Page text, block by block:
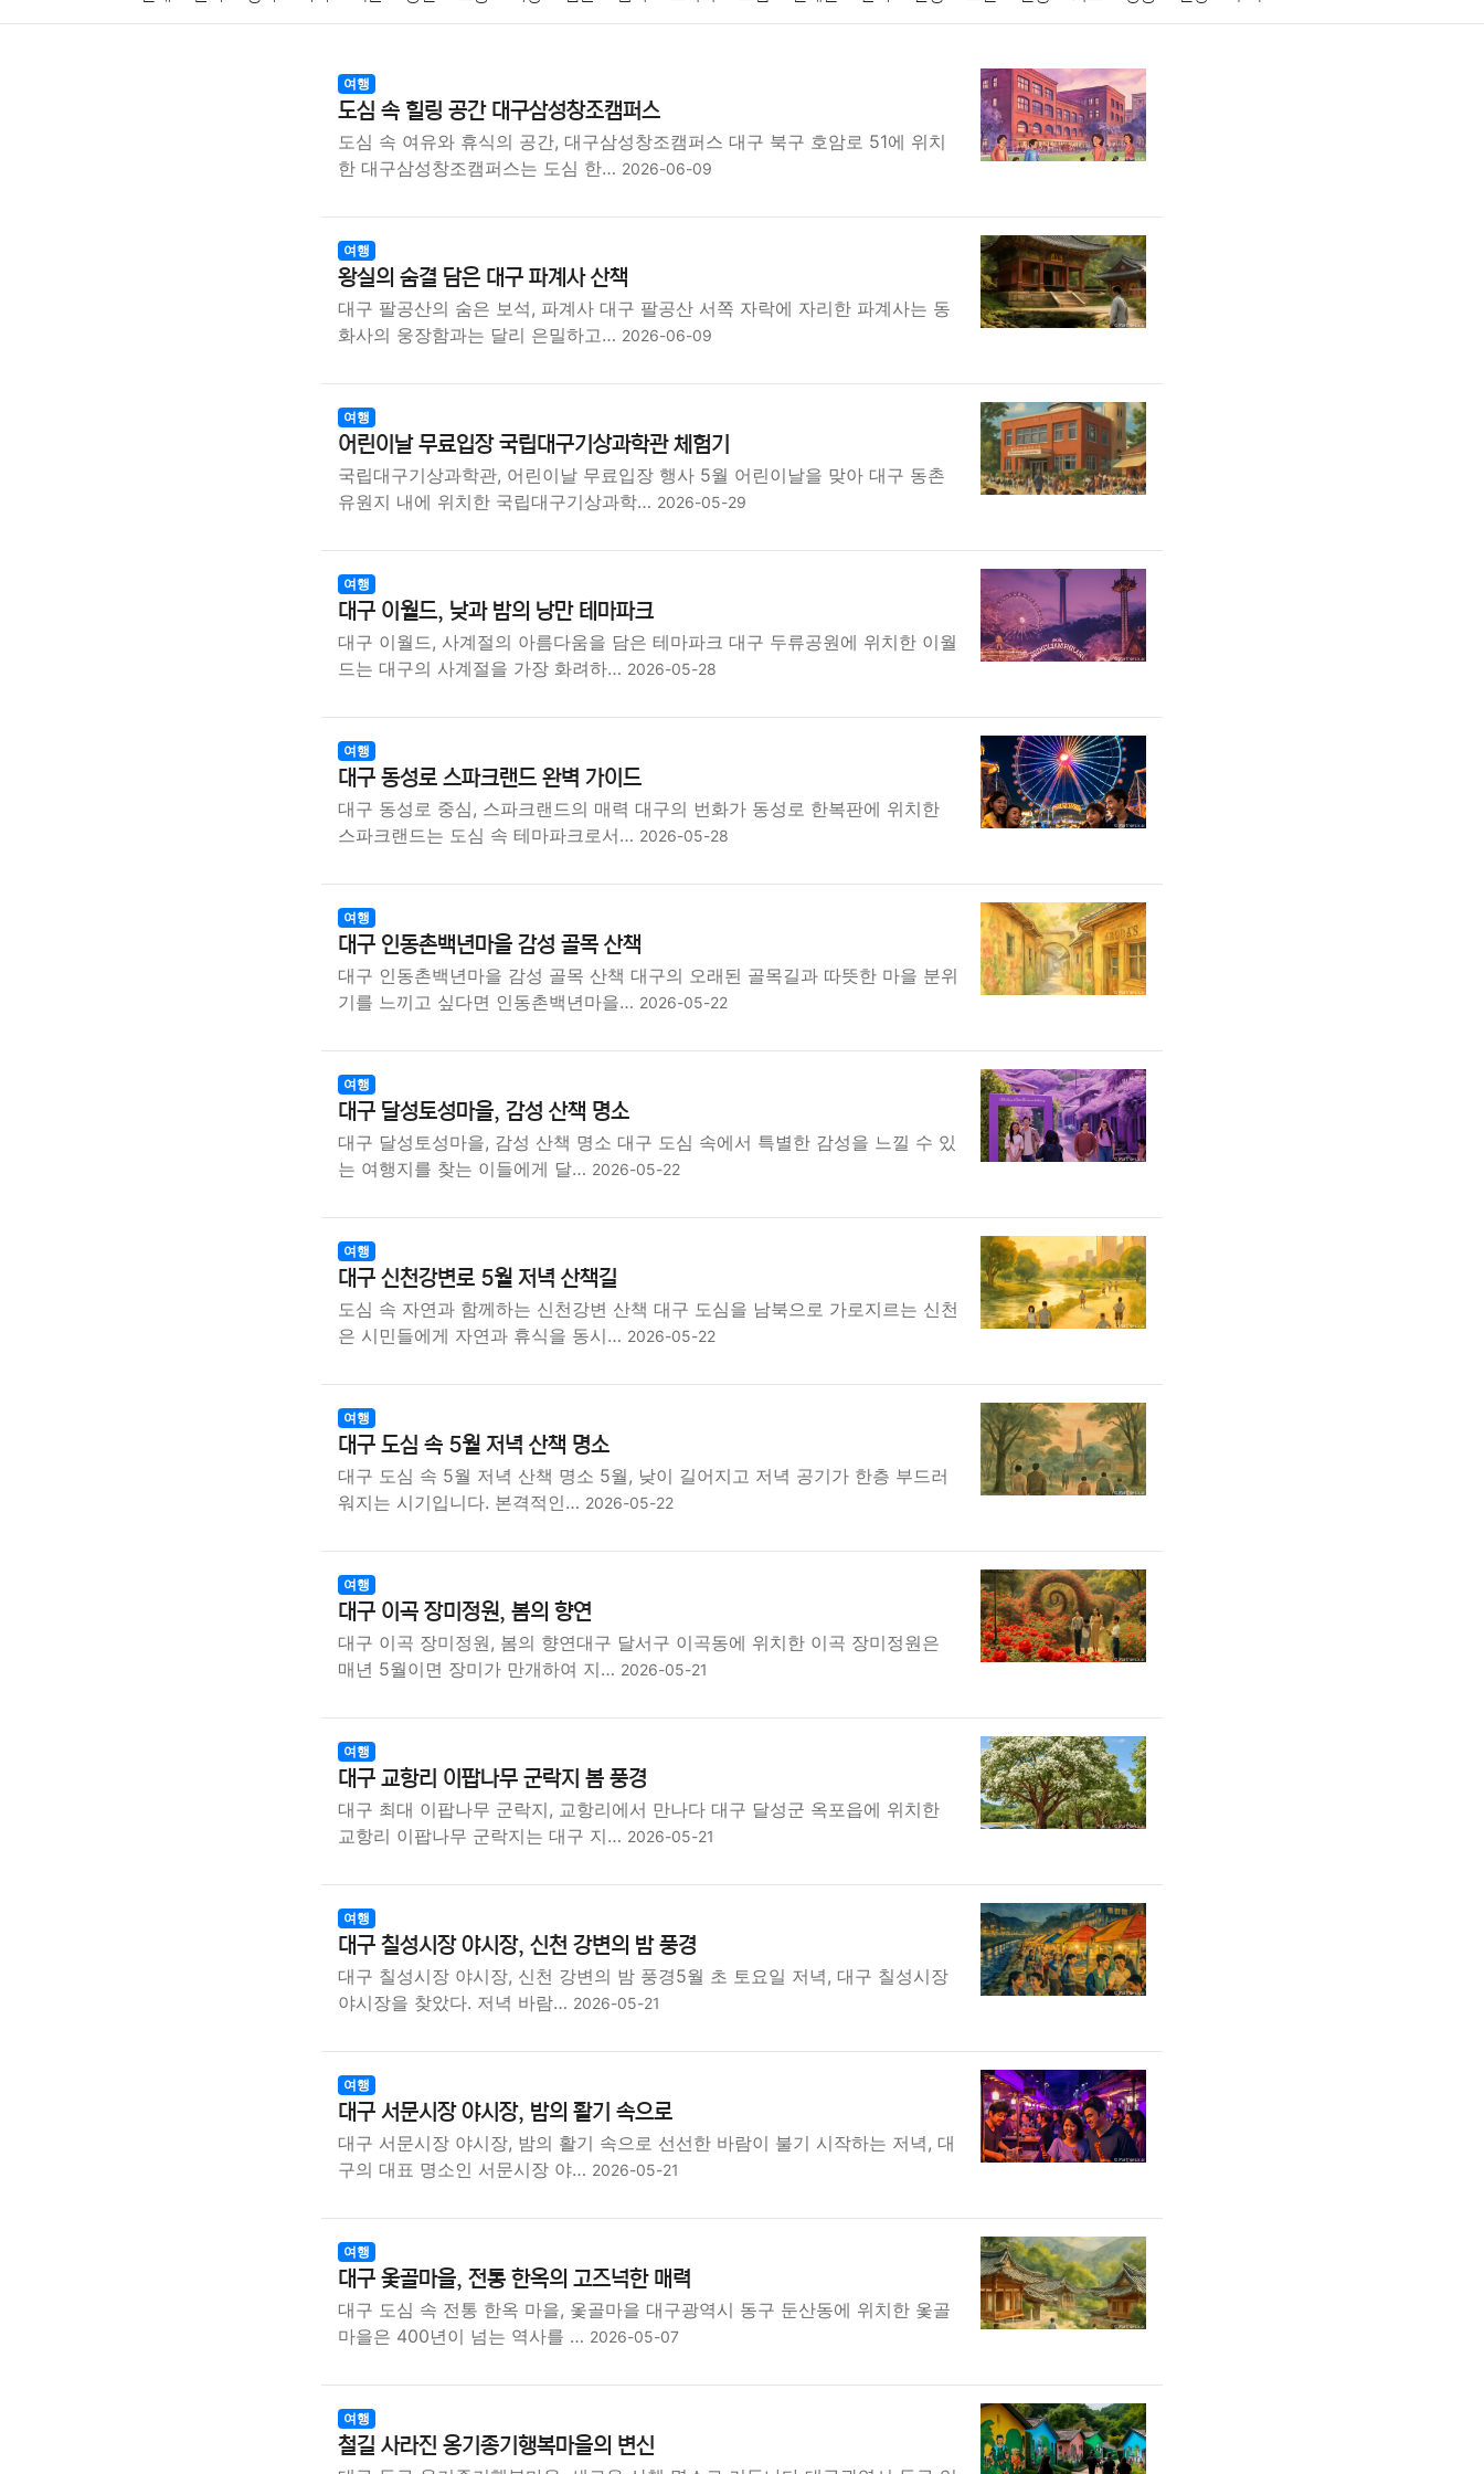
기술 종교 사회 정치 건강 의료 교육 교통 생활 기타
여행
도심 속 힐링 공간 대구삼성창조캠퍼스
도심 속 여유와 휴식의 공간, 대구삼성창조캠퍼스 대구 북구 호암로 51에 위치
한 대구삼성창조캠퍼스는 도심 한… 2026-06-09
여행
왕실의 숨결 담은 대구 파계사 산책
대구 팔공산의 숨은 보석, 파계사 대구 팔공산 서쪽 자락에 자리한 파계사는 동
화사의 웅장함과는 달리 은밀하고… 2026-06-09
여행
어린이날 무료입장 국립대구기상과학관 체험기
국립대구기상과학관, 어린이날 무료입장 행사 5월 어린이날을 맞아 대구 동촌
유원지 내에 위치한 국립대구기상과학… 2026-05-29
여행
대구 이월드, 낮과 밤의 낭만 테마파크
대구 이월드, 사계절의 아름다움을 담은 테마파크 대구 두류공원에 위치한 이월
드는 대구의 사계절을 가장 화려하… 2026-05-28
여행
대구 동성로 스파크랜드 완벽 가이드
대구 동성로 중심, 스파크랜드의 매력 대구의 번화가 동성로 한복판에 위치한
스파크랜드는 도심 속 테마파크로서… 2026-05-28
여행
대구 인동촌백년마을 감성 골목 산책
대구 인동촌백년마을 감성 골목 산책 대구의 오래된 골목길과 따뜻한 마을 분위
기를 느끼고 싶다면 인동촌백년마을… 2026-05-22
여행
대구 달성토성마을, 감성 산책 명소
대구 달성토성마을, 감성 산책 명소 대구 도심 속에서 특별한 감성을 느낄 수 있
는 여행지를 찾는 이들에게 달… 2026-05-22
여행
대구 신천강변로 5월 저녁 산책길
도심 속 자연과 함께하는 신천강변 산책 대구 도심을 남북으로 가로지르는 신천
은 시민들에게 자연과 휴식을 동시… 2026-05-22
여행
대구 도심 속 5월 저녁 산책 명소
대구 도심 속 5월 저녁 산책 명소 5월, 낮이 길어지고 저녁 공기가 한층 부드러
워지는 시기입니다. 본격적인… 2026-05-22
여행
대구 이곡 장미정원, 봄의 향연
대구 이곡 장미정원, 봄의 향연대구 달서구 이곡동에 위치한 이곡 장미정원은
매년 5월이면 장미가 만개하여 지… 2026-05-21
여행
대구 교항리 이팝나무 군락지 봄 풍경
대구 최대 이팝나무 군락지, 교항리에서 만나다 대구 달성군 옥포읍에 위치한
교항리 이팝나무 군락지는 대구 지… 2026-05-21
여행
대구 칠성시장 야시장, 신천 강변의 밤 풍경
대구 칠성시장 야시장, 신천 강변의 밤 풍경5월 초 토요일 저녁, 대구 칠성시장
야시장을 찾았다. 저녁 바람… 2026-05-21
여행
대구 서문시장 야시장, 밤의 활기 속으로
대구 서문시장 야시장, 밤의 활기 속으로 선선한 바람이 불기 시작하는 저녁, 대
구의 대표 명소인 서문시장 야… 2026-05-21
여행
대구 옻골마을, 전통 한옥의 고즈넉한 매력
대구 도심 속 전통 한옥 마을, 옻골마을 대구광역시 동구 둔산동에 위치한 옻골
마을은 400년이 넘는 역사를 … 2026-05-07
여행
철길 사라진 옹기종기행복마을의 변신